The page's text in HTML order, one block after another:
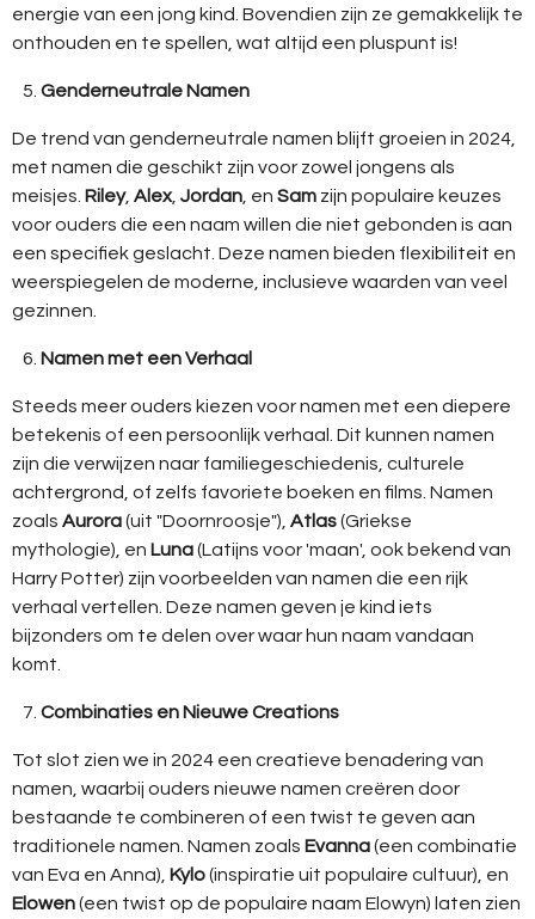
energie van een jong kind. Bovendien zijn ze gemakkelijk te
onthouden en te spellen, wat altijd een pluspunt is!
Genderneutrale Namen
De trend van genderneutrale namen blijft groeien in 2024,
met namen die geschikt zijn voor zowel jongens als
meisjes. Riley, Alex, Jordan , en Sam zijn populaire keuzes
voor ouders die een naam willen die niet gebonden is aan
een specifiek geslacht. Deze namen bieden flexibiliteit en
weerspiegelen de moderne, inclusieve waarden van veel
gezinnen.
Namen met een Verhaal
Steeds meer ouders kiezen voor namen met een diepere
betekenis of een persoonlijk verhaal. Dit kunnen namen
zijn die verwijzen naar familiegeschiedenis, culturele
achtergrond, of zelfs favoriete boeken en films. Namen
zoals Aurora(uit "Doornroosje"), Atlas(Griekse
mythologie), en Luna(Latijns voor 'maan', ook bekend van
Harry Potter) zijn voorbeelden van namen die een rijk
verhaal vertellen. Deze namen geven je kind iets
bijzonders om te delen over waar hun naam vandaan
komt.
Combinaties en Nieuwe Creations
Tot slot zien we in 2024 een creatieve benadering van
namen, waarbij ouders nieuwe namen creëren door
bestaande te combineren of een twist te geven aan
traditionele namen. Namen zoals Evanna(een combinatie
van Eva en Anna), Kylo(inspiratie uit populaire cultuur), en
Elowen(een twist op de populaire naam Elowyn) laten zien